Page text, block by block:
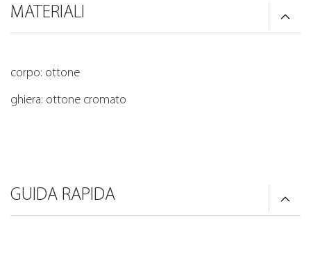
MATERIALI
corpo: ottone
ghiera: ottone cromato
GUIDA RAPIDA